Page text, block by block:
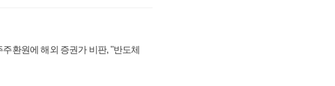
환원에 해외 증권가 비판, "반도체